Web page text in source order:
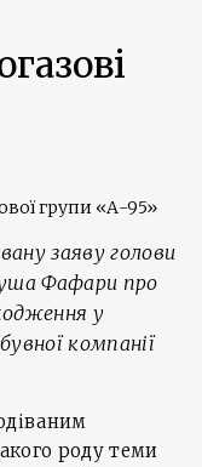
групи «А-95»
заяву голови
Фафари про
у
компанії
роду теми